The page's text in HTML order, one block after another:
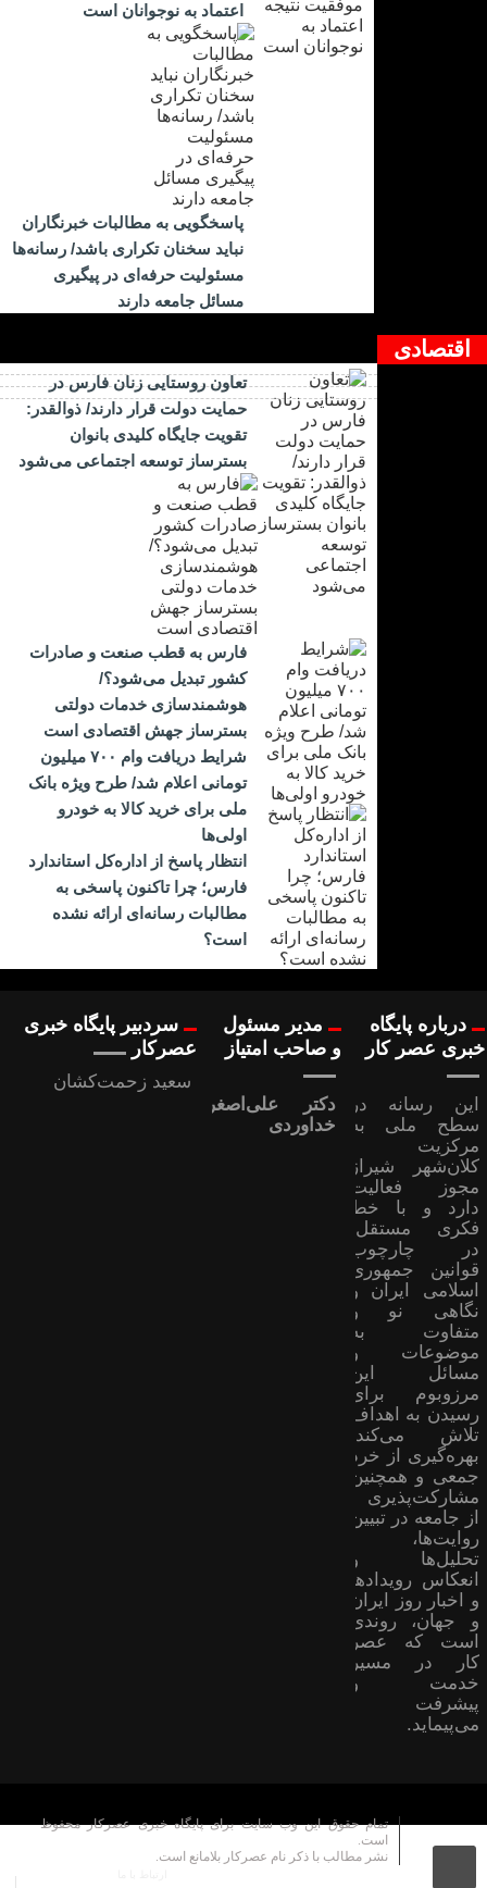
اعتماد به نوجوانان است
پاسخگویی به مطالبات خبرنگاران
نباید سخنان تکراری باشد/ رسانه‌ها
مسئولیت حرفه‌ای در پیگیری
مسائل جامعه دارند
اقتصادی
تعاون روستایی زنان فارس در
حمایت دولت قرار دارند/ ذوالقدر:
تقویت جایگاه کلیدی بانوان
بسترساز توسعه اجتماعی می‌شود
فارس به قطب صنعت و صادرات
کشور تبدیل می‌شود؟/
هوشمندسازی خدمات دولتی
بسترساز جهش اقتصادی است
شرایط دریافت وام ۷۰۰ میلیون
تومانی اعلام شد/ طرح ویژه بانک
ملی برای خرید کالا به خودرو
اولی‌ها
انتظار پاسخ از اداره‌کل استاندارد
فارس؛ چرا تاکنون پاسخی به
مطالبات رسانه‌ای ارائه نشده
است؟
درباره پایگاه
خبری عصر کار
این رسانه در
سطح ملی به
مرکزیت
کلان‌شهر شیراز
مجوز فعالیت
دارد و با خط
فکری مستقل،
در چارچوب
قوانین جمهوری
اسلامی ایران و
نگاهی نو و
متفاوت به
موضوعات ‌و
مسائل این
مرزوبوم برای
رسیدن به اهداف
تلاش می‌کند؛
بهره‌گیری از خرد
جمعی و همچنین
مشارکت‌پذیری
از جامعه در تبیین
روایت‌ها،
تحلیل‌ها و
انعکاس رویدادها
و اخبار روز ایران
و جهان، روندی
است که عصر
کار در مسیر
خدمت و
پیشرفت
می‌پیماید.
مدیر مسئول
و صاحب امتیاز
دکتر علی‌اصغر
خداوردی
سردبیر پایگاه خبری
عصرکار
سعید زحمت‌کشان
تمام حقوق این وب سایت برای پایگاه خبری عصرکار محفوظ
است.
نشر مطالب با ذکر نام عصرکار بلامانع است.